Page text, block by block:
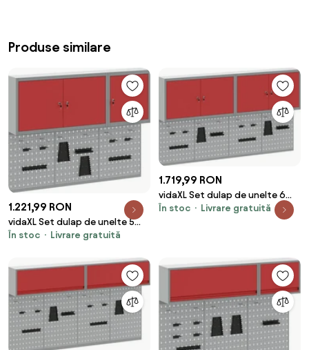
Produse similare
1.221,99 RON
vidaXL Set dulap de unelte 5
pcs Roșu Oțel vopsit
În stoc Livrare gratuită
1.719,99 RON
vidaXL Set dulap de unelte 6
pcs Roșu Oțel vopsit
În stoc Livrare gratuită